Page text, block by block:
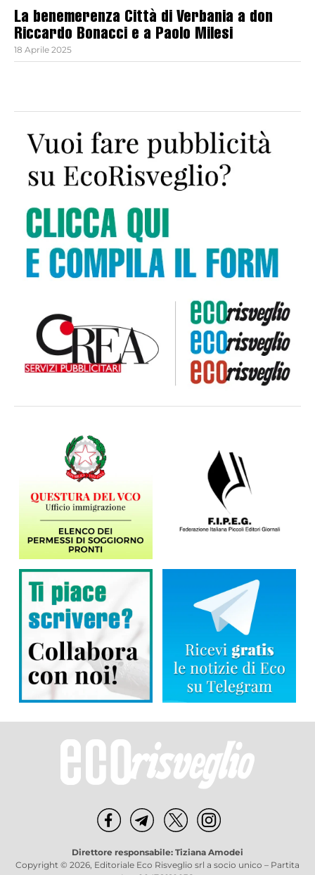
La benemerenza Città di Verbania a don
Riccardo Bonacci e a Paolo Milesi
18 Aprile 2025
Direttore responsabile: Tiziana Amodei
Copyright © 2026, Editoriale Eco Risveglio srl a socio unico – Partita